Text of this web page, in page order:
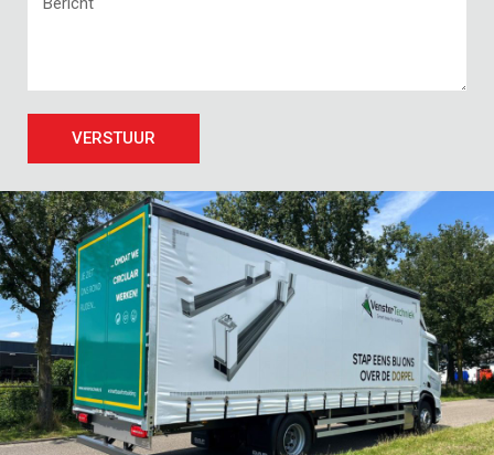
VERSTUUR